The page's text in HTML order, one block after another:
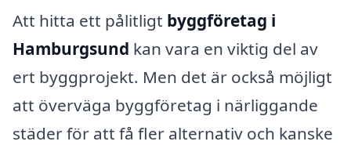
Att hitta ett pålitligt byggföretag i
Hamburgsund kan vara en viktig del av
ert byggprojekt. Men det är också möjligt
att överväga byggföretag i närliggande
städer för att få fler alternativ och kanske